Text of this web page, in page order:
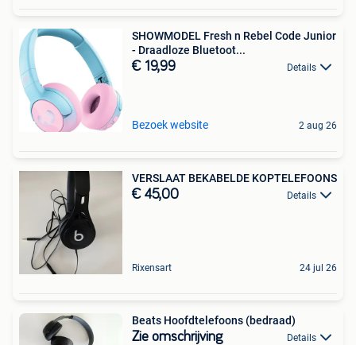
SHOWMODEL Fresh n Rebel Code Junior
- Draadloze Bluetoot...
€ 19,99 Details
Bezoek website 2 aug 26
VERSLAAT BEKABELDE KOPTELEFOONS
€ 45,00 Details
Rixensart 24 jul 26
Beats Hoofdtelefoons (bedraad)
Zie omschrijving Details